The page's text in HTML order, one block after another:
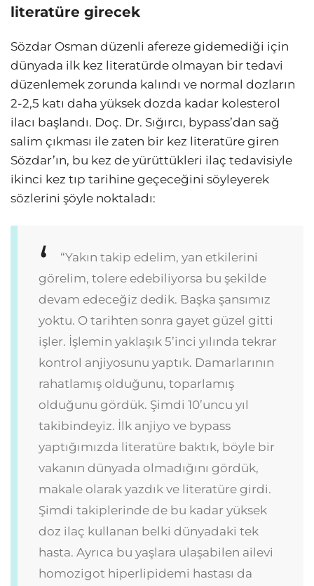
literatüre girecek
Sözdar Osman düzenli afereze gidemediği için
dünyada ilk kez literatürde olmayan bir tedavi
düzenlemek zorunda kalındı ve normal dozların
2-2,5 katı daha yüksek dozda kadar kolesterol
ilacı başlandı. Doç. Dr. Sığırcı, bypass’dan sağ
salim çıkması ile zaten bir kez literatüre giren
Sözdar’ın, bu kez de yürüttükleri ilaç tedavisiyle
ikinci kez tıp tarihine geçeceğini söyleyerek
sözlerini şöyle noktaladı:
“Yakın takip edelim, yan etkilerini
görelim, tolere edebiliyorsa bu şekilde
devam edeceğiz dedik. Başka şansımız
yoktu. O tarihten sonra gayet güzel gitti
işler. İşlemin yaklaşık 5’inci yılında tekrar
kontrol anjiyosunu yaptık. Damarlarının
rahatlamış olduğunu, toparlamış
olduğunu gördük. Şimdi 10’uncu yıl
takibindeyiz. İlk anjiyo ve bypass
yaptığımızda literatüre baktık, böyle bir
vakanın dünyada olmadığını gördük,
makale olarak yazdık ve literatüre girdi.
Şimdi takiplerinde de bu kadar yüksek
doz ilaç kullanan belki dünyadaki tek
hasta. Ayrıca bu yaşlara ulaşabilen ailevi
homozigot hiperlipidemi hastası da